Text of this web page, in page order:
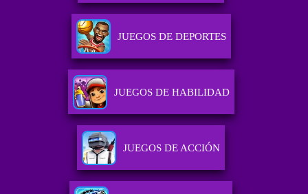
JUEGOS DE DEPORTES
JUEGOS DE HABILIDAD
JUEGOS DE ACCIÓN